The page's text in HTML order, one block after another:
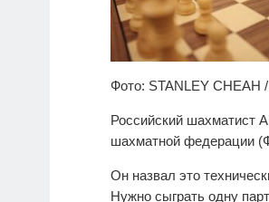
Фото: STANLEY CHEAH
Российский шахматист
шахматной федерации
Он назвал это
Нужно сыграть одну